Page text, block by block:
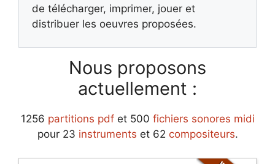
de télécharger, imprimer, jouer et
distribuer les oeuvres proposées.
Nous proposons
actuellement :
1256 partitions pdfet 500 fichiers sonores midi
pour 23 instruments et 62 compositeurs.